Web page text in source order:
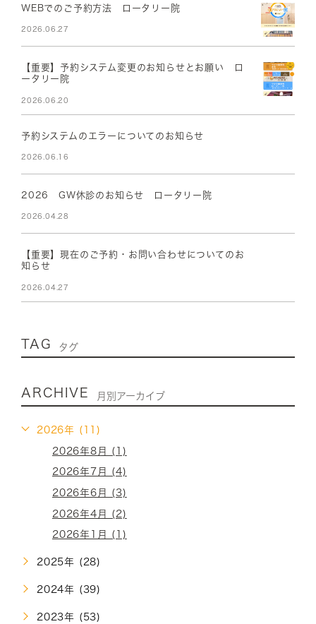
WEBでのご予約方法 ロータリー院
2026.06.27
【重要】予約システム変更のお知らせとお願い ロ
ータリー院
2026.06.20
予約システムのエラーについてのお知らせ
2026.06.16
2026 GW休診のお知らせ ロータリー院
2026.04.28
【重要】現在のご予約・お問い合わせについてのお
知らせ
2026.04.27
TAG タグ
ARCHIVE 月別アーカイブ
2026年 (11)
2026年8月 (1)
2026年7月 (4)
2026年6月 (3)
2026年4月 (2)
2026年1月 (1)
2025年 (28)
2024年 (39)
2023年 (53)